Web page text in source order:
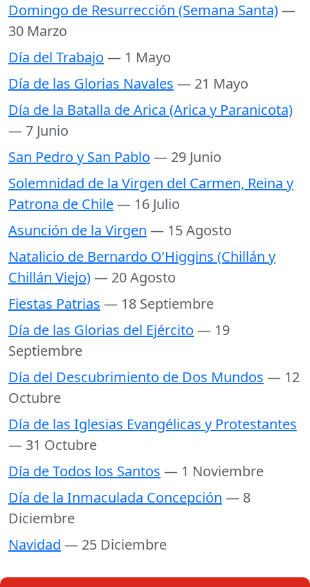
Domingo de Resurrección (Semana Santa)—
30 Marzo
Día del Trabajo — 1 Mayo
Día de las Glorias Navales — 21 Mayo
Día de la Batalla de Arica (Arica y Paranicota)
— 7 Junio
San Pedro y San Pablo — 29 Junio
Solemnidad de la Virgen del Carmen, Reina y
Patrona de Chile— 16 Julio
Asunción de la Virgen — 15 Agosto
Natalicio de Bernardo O’Higgins (Chillán y
Chillán Viejo)— 20 Agosto
Fiestas Patrias — 18 Septiembre
Día de las Glorias del Ejército — 19
Septiembre
Día del Descubrimiento de Dos Mundos — 12
Octubre
Día de las Iglesias Evangélicas y Protestantes
— 31 Octubre
Día de Todos los Santos — 1 Noviembre
Día de la Inmaculada Concepción — 8
Diciembre
Navidad — 25 Diciembre